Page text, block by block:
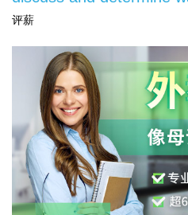
评薪